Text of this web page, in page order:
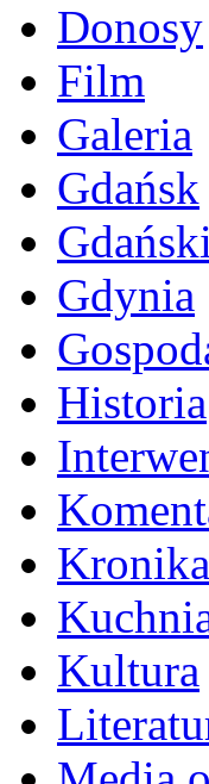
Donosy
Film
Galeria
Gdańsk
Gdynia
Historia
Kultura